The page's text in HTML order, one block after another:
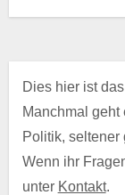
Dies hier ist
Manchmal geht
Politik, seltener
Wenn ihr
unter Kontakt.